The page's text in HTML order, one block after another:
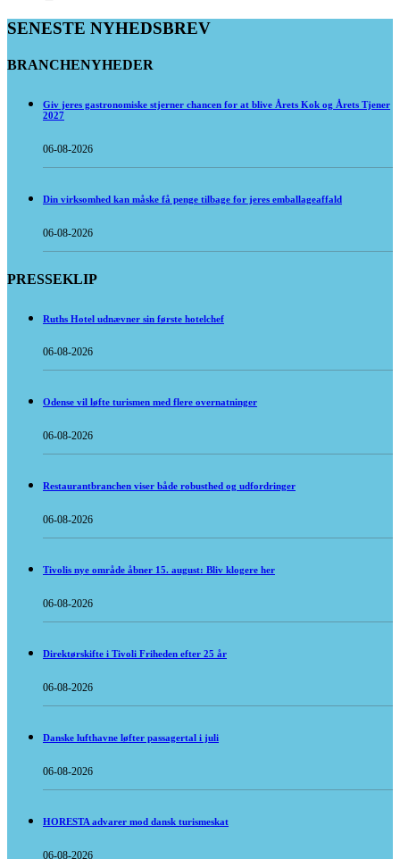
SENESTE NYHEDSBREV
BRANCHENYHEDER
Giv jeres gastronomiske stjerner chancen for at blive Årets Kok og Årets Tjener
2027
06-08-2026
Din virksomhed kan måske få penge tilbage for jeres emballageaffald
06-08-2026
PRESSEKLIP
Ruths Hotel udnævner sin første hotelchef
06-08-2026
Odense vil løfte turismen med flere overnatninger
06-08-2026
Restaurantbranchen viser både robusthed og udfordringer
06-08-2026
Tivolis nye område åbner 15. august: Bliv klogere her
06-08-2026
Direktørskifte i Tivoli Friheden efter 25 år
06-08-2026
Danske lufthavne løfter passagertal i juli
06-08-2026
HORESTA advarer mod dansk turismeskat
06-08-2026